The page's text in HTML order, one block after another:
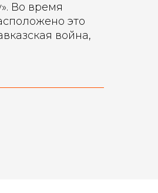
Во время
это
война,